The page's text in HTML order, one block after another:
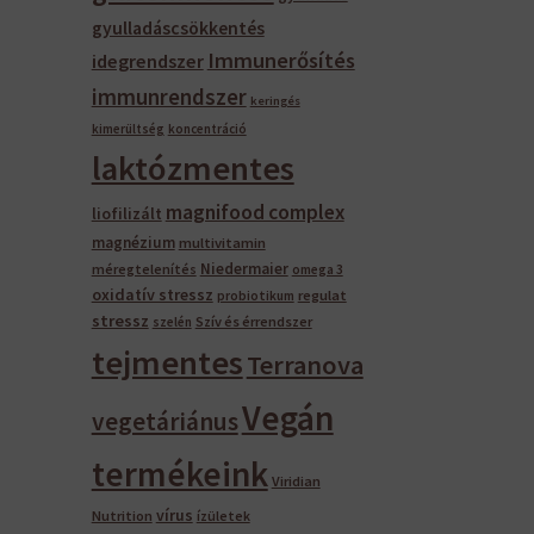
gyulladáscsökkentés
idegrendszer Immunerősítés
immunrendszer keringés
kimerültség koncentráció
laktózmentes
liofilizált magnifood complex
magnézium multivitamin
méregtelenítés Niedermaier omega 3
oxidatív stressz probiotikum regulat
stressz szelén Szív és érrendszer
tejmentesTerranova
vegetáriánusVegán
termékeink Viridian
Nutrition vírus ízületek